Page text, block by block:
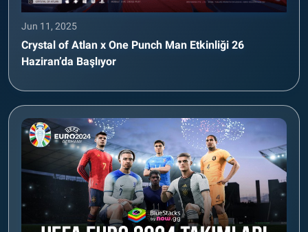
Jun 11, 2025
Crystal of Atlan x One Punch Man Etkinliği 26
Haziran’da Başlıyor